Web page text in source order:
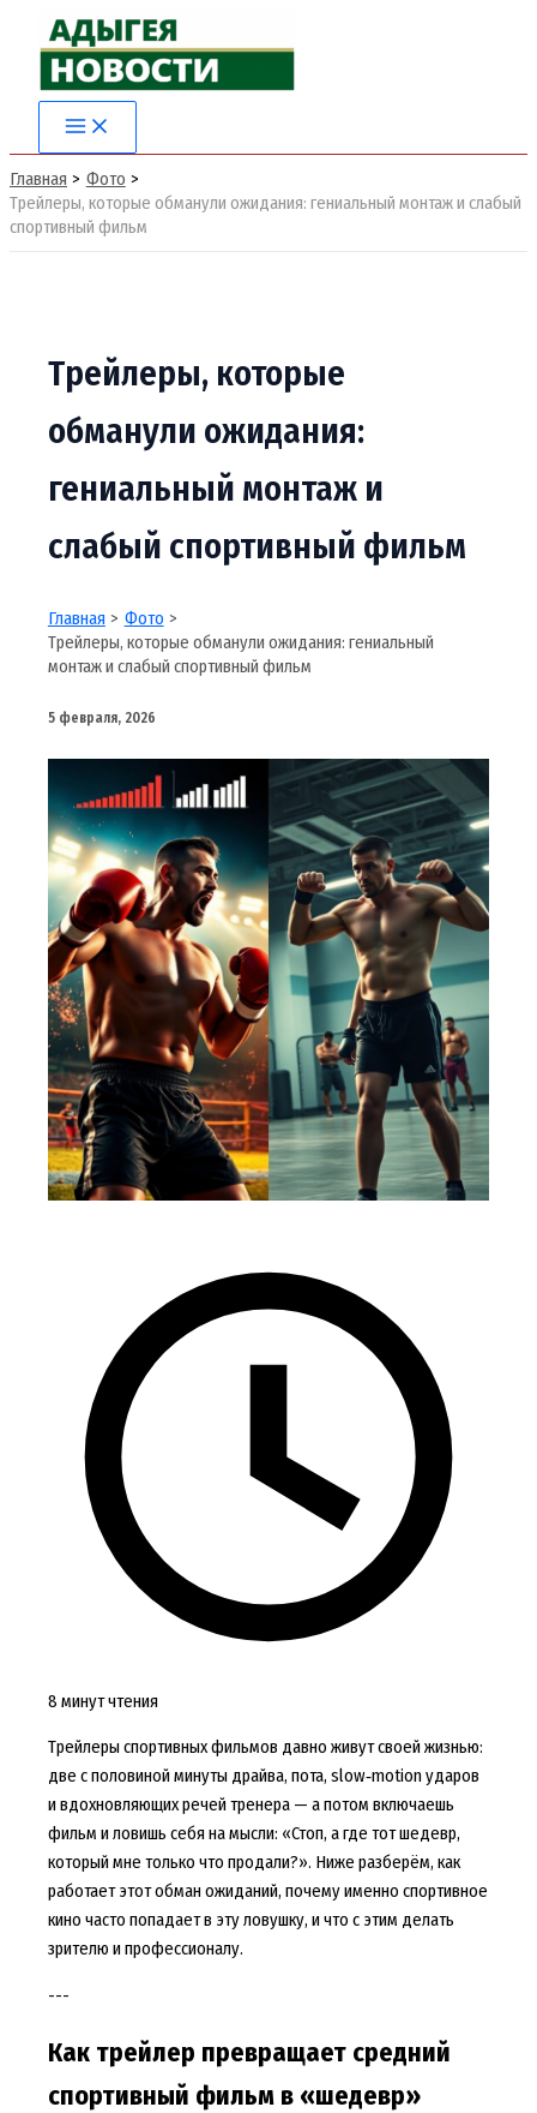
Перейти
содержимому
Главная
Фото
Трейлеры, которые обманули ожидания: гениальный монтаж и слабый
спортивный фильм
Трейлеры, которые
обманули ожидания:
гениальный монтаж и
слабый спортивный фильм
Главная
Фото
Трейлеры, которые обманули ожидания: гениальный
монтаж и слабый спортивный фильм
5 февраля, 2026
8 минут чтения
Трейлеры спортивных фильмов давно живут своей жизнью:
две с половиной минуты драйва, пота, slow‑motion ударов
и вдохновляющих речей тренера — а потом включаешь
фильм и ловишь себя на мысли: «Стоп, а где тот шедевр,
который мне только что продали?». Ниже разберём, как
работает этот обман ожиданий, почему именно спортивное
кино часто попадает в эту ловушку, и что с этим делать
зрителю и профессионалу.
---
Как трейлер превращает средний
спортивный фильм в «шедевр»